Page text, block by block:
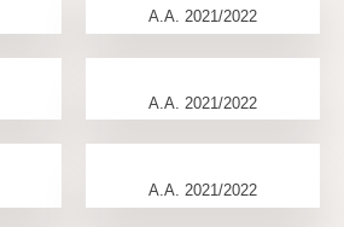
A.A. 2021/2022
A.A. 2021/2022
A.A. 2021/2022